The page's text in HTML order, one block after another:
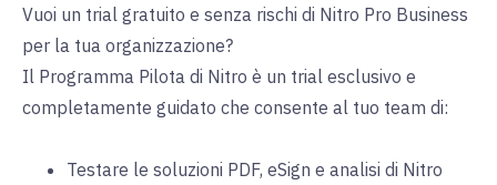
Vuoi un trial gratuito e senza rischi di Nitro Pro Business
per la tua organizzazione?
Il Programma Pilota di Nitro è un trial esclusivo e
completamente guidato che consente al tuo team di:
Testare le soluzioni PDF, eSign e analisi di Nitro